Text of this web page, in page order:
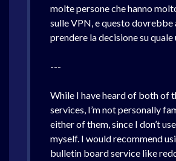
molte persone che hanno
sulle VPN, e questo dovrebbe
prendere la decisione su quale
---
While I have heard of both of
services, I’m not personally
either of them, since I don’t
myself. I would recommend
bulletin board service like